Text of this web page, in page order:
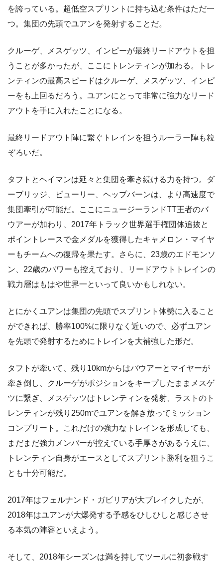
を誇っている。超低空スプリントに持ち込む条件はただ一
つ。集団の先頭でユアンを発射することだ。
クルーゲ、メスゲッツ、インピーが最終リードアウトを担
うことが多かったが、ここにトレンティンが加わる。トレ
ンティンの最高スピードはクルーゲ、メスゲッツ、インピ
ーをも上回るだろう。ユアンにとって非常に強力なリード
アウトを手に入れたことになる。
最終リードアウト陣に繋ぐトレインを担うルーラー陣も粒
ぞろいだ。
タフトとヘイマンは延々と集団を牽き続ける力を持つ。ダ
ーブリッジ、ビューリー、ヘップバーンは、より高速度で
集団牽引が可能だ。ここにニュージーランドTT王者のバ
ウアーが加わり、2017年トラック世界選手権団体追抜と
ポイントレースで金メダルを獲得したキャメロン・マイヤ
ーもチームへの復帰を果たす。さらに、23歳のエドモンソ
ン、22歳のパワーも控えており、リードアウトトレインの
戦力層はもはや世界一といって良いかもしれない。
とにかくユアンは集団の先頭でスプリント体勢に入ること
ができれば、勝率100%に限りなく近いので、必ずユアン
を先頭で発射するためにトレインを大補強した形だ。
タフトが牽いて、残り10kmからはバウアーとマイヤーが
牽き倒し、クルーゲがポジションをキープしたままメスゲ
ツに繋ぎ、メスゲッツはトレンティンを発射、ラストのト
レンティンが残り250mでユアンを解き放ってミッション
コンプリート。これだけの強力なトレインを形成しても、
まだまだ強力メンバーが控えている手厚さがあるうえに、
トレンティン自身がエースとしてスプリント勝利を狙うこ
とも十分可能だ。
2017年はフェルナンド・ガビリアが大ブレイクしたが、
2018年はユアンが大爆発する予感をひしひしと感じさせ
る本気の陣容といえよう。
そして、2018年シーズンは満を持してツールに初参戦す